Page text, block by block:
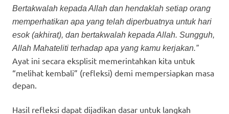
Bertakwalah kepada Allah dan hendaklah setiap orang
memperhatikan apa yang telah diperbuatnya untuk hari
esok (akhirat), dan bertakwalah kepada Allah. Sungguh,
Allah Mahateliti terhadap apa yang kamu kerjakan.”
Ayat ini secara eksplisit memerintahkan kita untuk
“melihat kembali” (refleksi) demi mempersiapkan masa
depan.
Hasil refleksi dapat dijadikan dasar untuk langkah